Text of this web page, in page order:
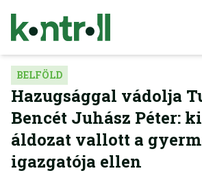
BELFÖLD
Hazugsággal vádolja
Bencét Juhász Péter:
áldozat vallott a
igazgatója ellen